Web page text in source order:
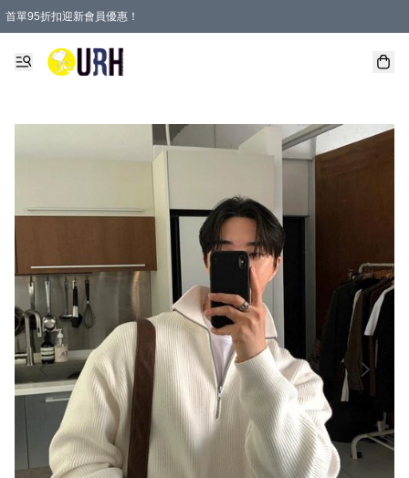
首單95折扣迎新會員優惠！
特選會員可享全單低至 95 折優惠！
單一訂單滿HKD600(澳門HKD800)包郵寄順豐送到家。